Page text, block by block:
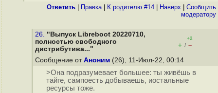
Ответить Правка| К родителю #14 Наверх
Cообщить
модератору
26. "Выпуск Libreboot 20220710,
полностью свободного
дистрибутива..."
+2
+ / –
Сообщение от Аноним (26), 11-Июл-22, 00:14
>Она подразумевает большее: ты живёшь в
тайге, сампоесть добываешь, иостальные
ресурсы тоже.